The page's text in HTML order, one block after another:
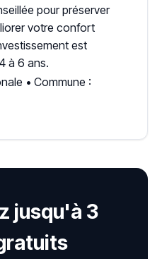
pour préserver
votre confort
est
à 6 ans.
• Commune :
jusqu'à 3